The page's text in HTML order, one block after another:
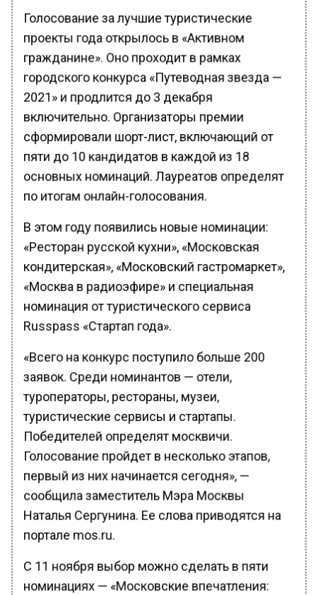
Голосование за лучшие туристические
проекты года открылось в «Активном
гражданине». Оно проходит в рамках
городского конкурса «Путеводная звезда —
2021» и продлится до 3 декабря
включительно. Организаторы премии
сформировали шорт-лист, включающий от
пяти до 10 кандидатов в каждой из 18
основных номинаций. Лауреатов определят
по итогам онлайн-голосования.
В этом году появились новые номинации:
«Ресторан русской кухни», «Московская
кондитерская», «Московский гастромаркет»,
«Москва в радиоэфире» и специальная
номинация от туристического сервиса
Russpass «Стартап года».
«Всего на конкурс поступило больше 200
заявок. Среди номинантов — отели,
туроператоры, рестораны, музеи,
туристические сервисы и стартапы.
Победителей определят москвичи.
Голосование пройдет в несколько этапов,
первый из них начинается сегодня», —
сообщила заместитель Мэра Москвы
Наталья Сергунина. Ее слова приводятся на
портале mos.ru.
С 11 ноября выбор можно сделать в пяти
номинациях — «Московские впечатления: